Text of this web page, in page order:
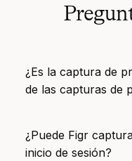
¿Es la captura de
de las capturas de
¿Puede Figr
inicio de sesión?